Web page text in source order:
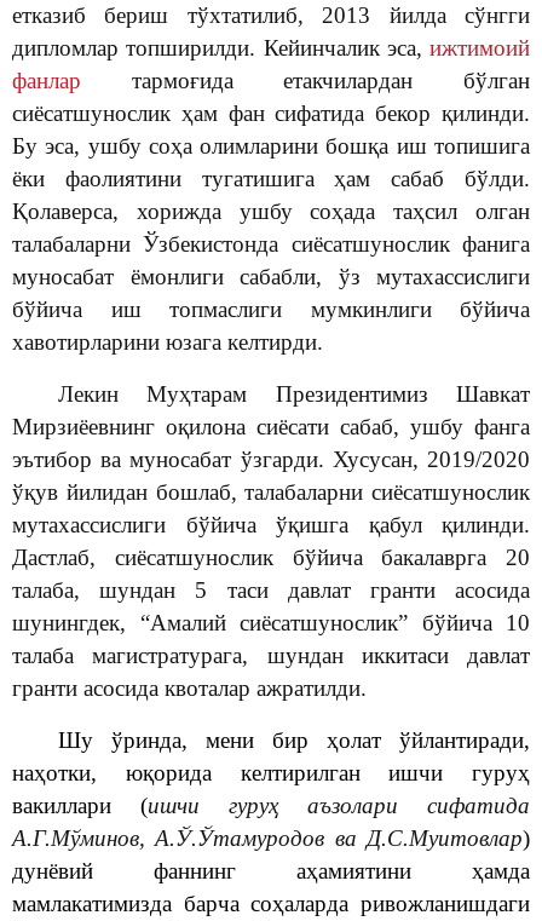
етказиб бериш тўхтатилиб, 2013 йилда сўнгги
дипломлар топширилди. Кейинчалик эса, ижтимоий
фанлар тармоғида етакчилардан бўлган
сиёсатшунослик ҳам фан сифатида бекор қилинди.
Бу эса, ушбу соҳа олимларини бошқа иш топишига
ёки фаолиятини тугатишига ҳам сабаб бўлди.
Қолаверса, хорижда ушбу соҳада таҳсил олган
талабаларни Ўзбекистонда сиёсатшунослик фанига
муносабат ёмонлиги сабабли, ўз мутахассислиги
бўйича иш топмаслиги мумкинлиги бўйича
хавотирларини юзага келтирди.
Лекин Муҳтарам Президентимиз Шавкат
Мирзиёевнинг оқилона сиёсати сабаб, ушбу фанга
эътибор ва муносабат ўзгарди. Хусусан, 2019/2020
ўқув йилидан бошлаб, талабаларни сиёсатшунослик
мутахассислиги бўйича ўқишга қабул қилинди.
Дастлаб, сиёсатшунослик бўйича бакалаврга 20
талаба, шундан 5 таси давлат гранти асосида
шунингдек, “Амалий сиёсатшунослик” бўйича 10
талаба магистратурага, шундан иккитаси давлат
гранти асосида квоталар ажратилди.
Шу ўринда, мени бир ҳолат ўйлантиради,
наҳотки, юқорида келтирилган ишчи гуруҳ
вакиллари (ишчи гуруҳ аъзолари сифатида
А.Г.Мўминов, А.Ў.Ўтамуродов ва Д.С.Муитовлар)
дунёвий фаннинг аҳамиятини ҳамда
мамлакатимизда барча соҳаларда ривожланишдаги